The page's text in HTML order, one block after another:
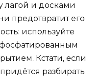
лагой и досками
предотвратит его
используйте
Кстати, если
разбирать